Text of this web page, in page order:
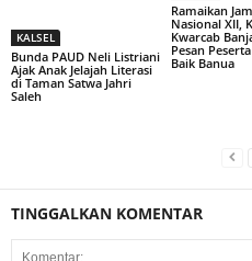
KALSEL
Bunda PAUD Neli Listriani
Ajak Anak Jelajah Literasi
di Taman Satwa Jahri
Saleh
Ramaikan
Nasional XII,
Kwarcab
Pesan
Baik Banua
TINGGALKAN KOMENTAR